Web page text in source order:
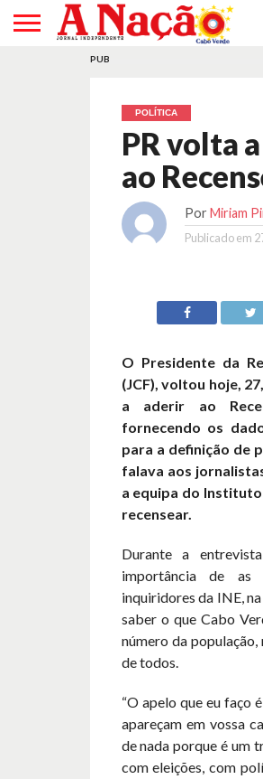
PUB
POLÍTICA
PR volta
ao
Por Miriam
Publicado em
O Presidente da
(JCF), voltou hoje,
a aderir ao
fornecendo os
para a definição de
falava aos
a equipa do
recensear.
Durante a
importância de as
inquiridores da INE,
saber o que Cabo
número da
de todos.
“O apelo que eu faço
apareçam em vossa
de nada porque é um
com eleições, com